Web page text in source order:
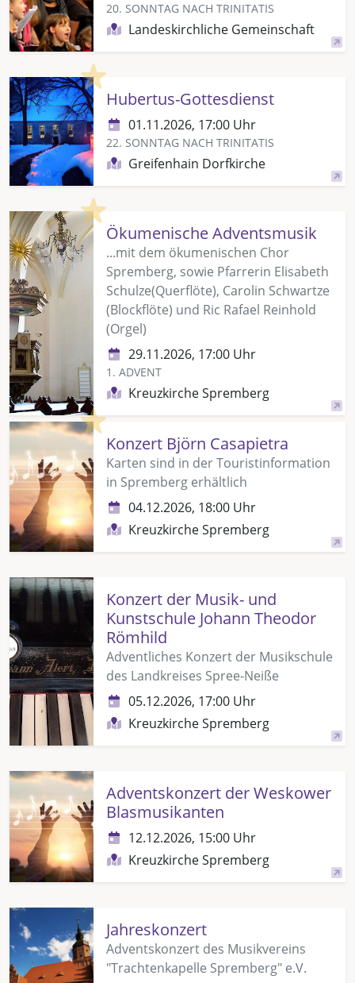
20. SONNTAG NACH TRINITATIS
Landeskirchliche Gemeinschaft
Highlight
Hubertus-Gottesdienst
01.11.2026, 17:00 Uhr
22. SONNTAG NACH TRINITATIS
Greifenhain Dorfkirche
Highlight
Ökumenische Adventsmusik
...mit dem ökumenischen Chor
Spremberg, sowie Pfarrerin Elisabeth
Schulze(Querflöte), Carolin Schwartze
(Blockflöte) und Ric Rafael Reinhold
(Orgel)
29.11.2026, 17:00 Uhr
1. ADVENT
Kreuzkirche Spremberg
Highlight
Konzert Björn Casapietra
Karten sind in der Touristinformation
in Spremberg erhältlich
04.12.2026, 18:00 Uhr
Kreuzkirche Spremberg
Konzert der Musik- und
Kunstschule Johann Theodor
Römhild
Adventliches Konzert der Musikschule
des Landkreises Spree-Neiße
05.12.2026, 17:00 Uhr
Kreuzkirche Spremberg
Adventskonzert der Weskower
Blasmusikanten
12.12.2026, 15:00 Uhr
Kreuzkirche Spremberg
Jahreskonzert
Adventskonzert des Musikvereins
"Trachtenkapelle Spremberg" e.V.